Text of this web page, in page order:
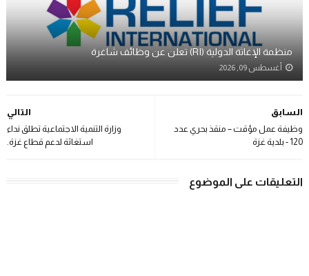
منظمة الإغاثة الدولية (RI) تعلن عن وظائف شاغرة
أغسطس 09, 2026
التالي
وزارة التنمية الاجتماعية تطلق نداء
استغاثة لدعم قطاع غزة.
السابق
وظيفة عمل مؤقت – منقذ بحري عدد
120 - بلدية غزة
التعليقات على الموضوع